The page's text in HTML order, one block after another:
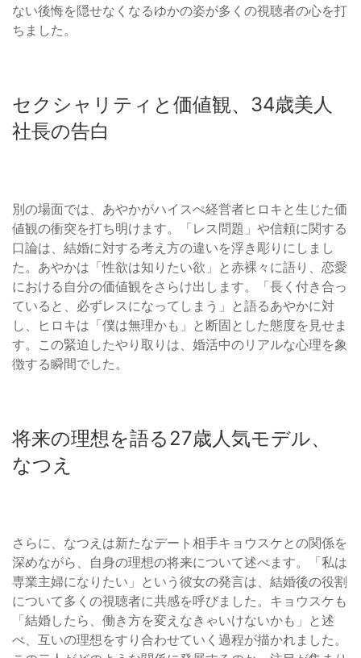
ない後悔を隠せなくなるゆかの姿が多くの視聴者の心を打
ちました。
セクシャリティと価値観、34歳美人
社長の告白
別の場面では、あやかがハイスぺ経営者ヒロキと生じた価
値観の衝突を打ち明けます。「レス問題」や信頼に関する
口論は、結婚に対する考え方の違いを浮き彫りにしまし
た。あやかは「性欲は知りたい欲」と赤裸々に語り、恋愛
における自分の価値観をさらけ出します。「長く付き合っ
ていると、必ずレスになってしまう」と語るあやかに対
し、ヒロキは「僕は無理かも」と断固とした態度を見せま
す。この緊迫したやり取りは、婚活中のリアルな心理を象
徴する瞬間でした。
将来の理想を語る27歳人気モデル、
なつえ
さらに、なつえは新たなデート相手キョウスケとの関係を
深めながら、自身の理想の将来について述べます。「私は
専業主婦になりたい」という彼女の発言は、結婚後の役割
について多くの視聴者に共感を呼びました。キョウスケも
「結婚したら、働き方を変えなきゃいけないかも」と述
べ、互いの理想をすり合わせていく過程が描かれました。